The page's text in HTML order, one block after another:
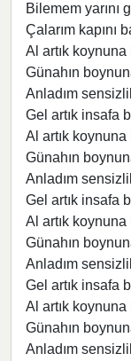
Bilemem yarını
Çalarım kapını
Al artık
Günahın
Anladım
Gel artık insafa
Al artık
Günahın
Anladım
Gel artık insafa
Al artık
Günahın
Anladım
Gel artık insafa
Al artık
Günahın
Anladım